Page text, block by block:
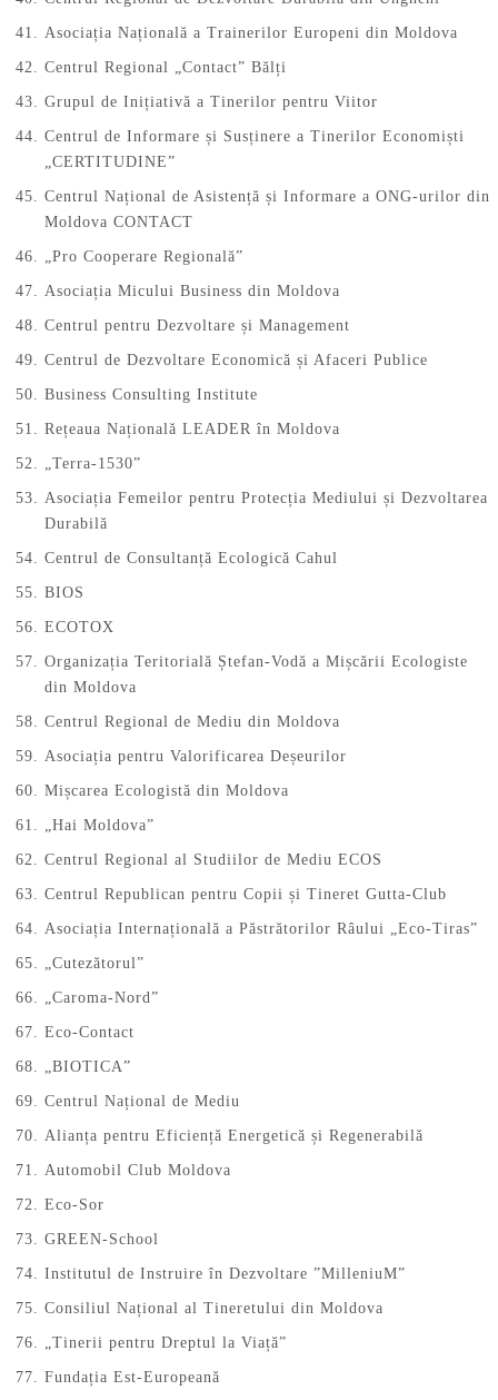
Asociația Națională a Trainerilor Europeni din Moldova
Centrul Regional „Contact” Bălți
Grupul de Inițiativă a Tinerilor pentru Viitor
Centrul de Informare și Susținere a Tinerilor Economiști
„CERTITUDINE”
Centrul Național de Asistență și Informare a ONG-urilor din
Moldova CONTACT
„Pro Cooperare Regională”
Asociația Micului Business din Moldova
Centrul pentru Dezvoltare și Management
Centrul de Dezvoltare Economică și Afaceri Publice
Business Consulting Institute
Rețeaua Națională LEADER în Moldova
„Terra-1530”
Asociația Femeilor pentru Protecția Mediului și Dezvoltarea
Durabilă
Centrul de Consultanță Ecologică Cahul
BIOS
ECOTOX
Organizația Teritorială Ștefan-Vodă a Mișcării Ecologiste
din Moldova
Centrul Regional de Mediu din Moldova
Asociația pentru Valorificarea Deșeurilor
Mișcarea Ecologistă din Moldova
„Hai Moldova”
Centrul Regional al Studiilor de Mediu ECOS
Centrul Republican pentru Copii și Tineret Gutta-Club
Asociația Internațională a Păstrătorilor Râului „Eco-Tiras”
„Cutezătorul”
„Caroma-Nord”
Eco-Contact
„BIOTICA”
Centrul Național de Mediu
Alianța pentru Eficiență Energetică și Regenerabilă
Automobil Club Moldova
Eco-Sor
GREEN-School
Institutul de Instruire în Dezvoltare ”MilleniuM”
Consiliul Național al Tineretului din Moldova
„Tinerii pentru Dreptul la Viață”
Fundația Est-Europeană